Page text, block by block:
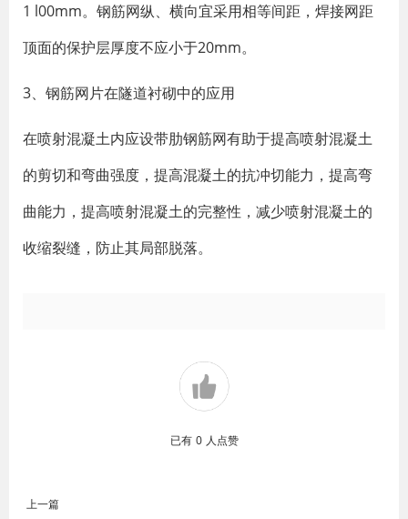
1 l00mm。钢筋网纵、横向宜采用相等间距，焊接网距
顶面的保护层厚度不应小于20mm。
3、钢筋网片在隧道衬砌中的应用
在喷射混凝土内应设带肋钢筋网有助于提高喷射混凝土
的剪切和弯曲强度，提高混凝土的抗冲切能力，提高弯
曲能力，提高喷射混凝土的完整性，减少喷射混凝土的
收缩裂缝，防止其局部脱落。
已有 0 人点赞
上一篇